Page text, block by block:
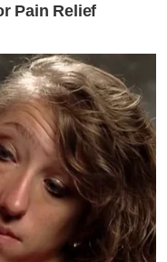
Pain Relief